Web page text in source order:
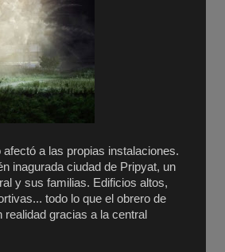
a las propias instalaciones.
inagurada ciudad de Pripyat, un
y sus familias. Edificios altos,
todo lo que el obrero de
gracias a la central